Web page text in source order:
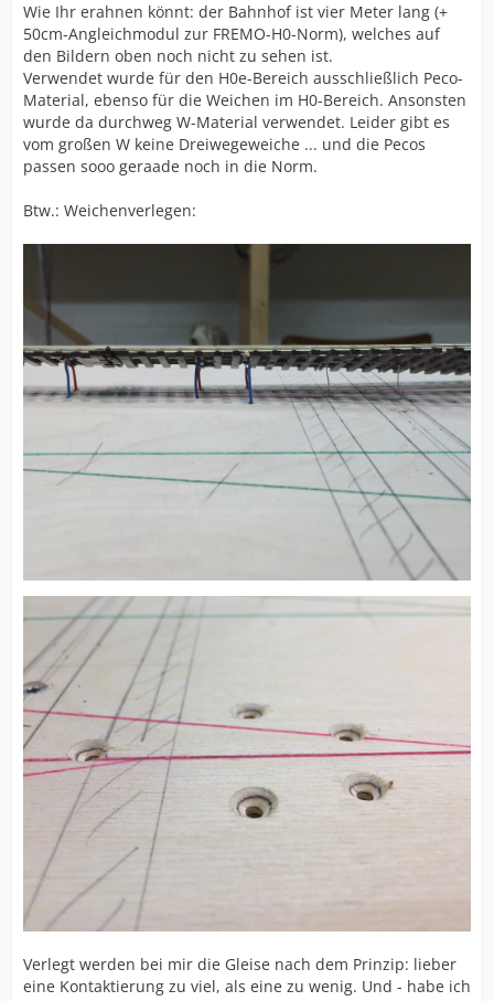
Wie Ihr erahnen könnt: der Bahnhof ist vier Meter lang (+
50cm-Angleichmodul zur FREMO-H0-Norm), welches auf
den Bildern oben noch nicht zu sehen ist.
Verwendet wurde für den H0e-Bereich ausschließlich Peco-
Material, ebenso für die Weichen im H0-Bereich. Ansonsten
wurde da durchweg W-Material verwendet. Leider gibt es
vom großen W keine Dreiwegeweiche ... und die Pecos
passen sooo geraade noch in die Norm.
Btw.: Weichenverlegen:
Verlegt werden bei mir die Gleise nach dem Prinzip: lieber
eine Kontaktierung zu viel, als eine zu wenig. Und - habe ich